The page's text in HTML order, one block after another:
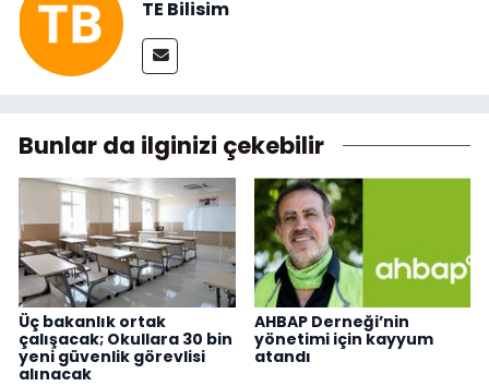
TE Bilisim
Bunlar da ilginizi çekebilir
Üç bakanlık ortak
çalışacak; Okullara 30 bin
yeni güvenlik görevlisi
alınacak
AHBAP Derneği’nin
yönetimi için kayyum
atandı